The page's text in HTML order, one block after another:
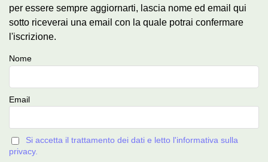
per essere sempre aggiornarti, lascia nome ed email qui
sotto riceverai una email con la quale potrai confermare
l'iscrizione.
Nome
Email
Si accetta il trattamento dei dati e letto l'informativa sulla
privacy.